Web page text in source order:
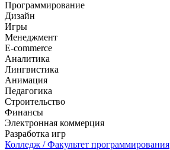
Программирование
Дизайн
Игры
Менеджмент
E-commerce
Аналитика
Лингвистика
Анимация
Педагогика
Строительство
Финансы
Электронная коммерция
Разработка игр
Колледж / Факультет программирования